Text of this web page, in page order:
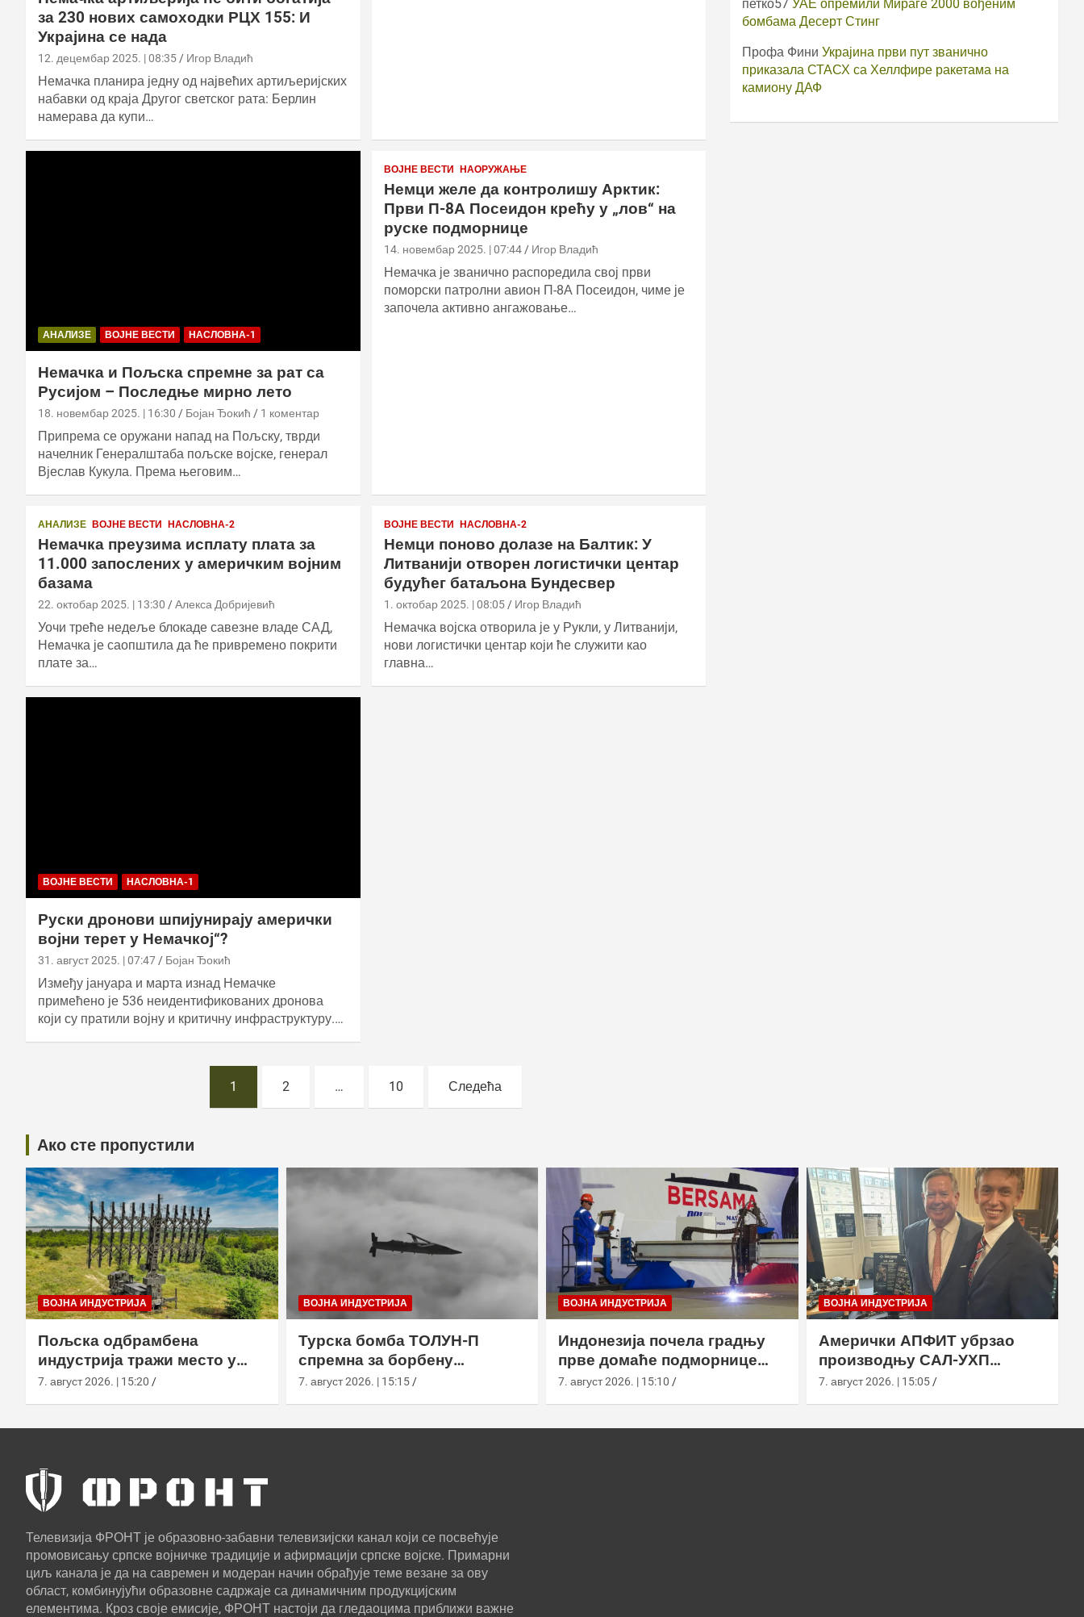
за 230 нових самоходки РЦХ 155: И
Украјина се нада
12. децембар 2025. | 08:35 Игор Владић
Немачка планира једну од највећих артиљеријских
набавки од краја Другог светског рата: Берлин
намерава да купи…
АНАЛИЗЕ ВОЈНЕ ВЕСТИ НАСЛОВНА-1
Немачка и Пољска спремне за рат са
Русијом – Последње мирно лето
18. новембар 2025. | 16:30 Бојан Ђокић 1 коментар
Припрема се оружани напад на Пољску, тврди
начелник Генералштаба пољске војске, генерал
Вјеслав Кукула. Према његовим…
ВОЈНЕ ВЕСТИ НАОРУЖАЊЕ
Немци желе да контролишу Арктик:
Први П-8А Посеидон крећу у „лов“ на
руске подморнице
14. новембар 2025. | 07:44 Игор Владић
Немачка је званично распоредила свој први
поморски патролни авион П-8А Посеидон, чиме је
започела активно ангажовање…
АНАЛИЗЕ ВОЈНЕ ВЕСТИ НАСЛОВНА-2
Немачка преузима исплату плата за
11.000 запослених у америчким војним
базама
22. октобар 2025. | 13:30 Алекса Добријевић
Уочи треће недеље блокаде савезне владе САД,
Немачка је саопштила да ће привремено покрити
плате за…
ВОЈНЕ ВЕСТИ НАСЛОВНА-2
Немци поново долазе на Балтик: У
Литванији отворен логистички центар
будућег батаљона Бундесвер
1. октобар 2025. | 08:05 Игор Владић
Немачка војска отворила је у Рукли, у Литванији,
нови логистички центар који ће служити као
главна…
ВОЈНЕ ВЕСТИ НАСЛОВНА-1
Руски дронови шпијунирају амерички
војни терет у Немачкој“?
31. август 2025. | 07:47 Бојан Ђокић
Између јануара и марта изнад Немачке
примећено је 536 неидентификованих дронова
који су пратили војну и критичну инфраструктуру.…
1 2 … 10 Следећа
петко57 УАЕ опремили Мираге 2000 вођеним
бомбама Десерт Стинг
Профа Фини Украјина први пут званично
приказала СТАСХ са Хеллфире ракетама на
камиону ДАФ
Ако сте пропустили
ВОЈНА ИНДУСТРИЈА
Пољска одбрамбена
индустрија тражи место у
европском противракетном
7. август 2026. | 15:20
ВОЈНА ИНДУСТРИЈА
Турска бомба ТОЛУН-П
спремна за борбену
употребу
7. август 2026. | 15:15
ВОЈНА ИНДУСТРИЈА
Индонезија почела градњу
прве домаће подморнице
класе Сцорпèне
7. август 2026. | 15:10
ВОЈНА ИНДУСТРИЈА
Амерички АПФИТ убрзао
производњу САЛ-УХП
ласера за УССОЦОМ
7. август 2026. | 15:05
Телевизија ФРОНТ је образовно-забавни телевизијски канал који се посвећује
промовисању српске војничке традиције и афирмацији српске војске. Примарни
циљ канала је да на савремен и модеран начин обрађује теме везане за ову
област, комбинујући образовне садржаје са динамичним продукцијским
елементима. Кроз своје емисије, ФРОНТ настоји да гледаоцима приближи важне